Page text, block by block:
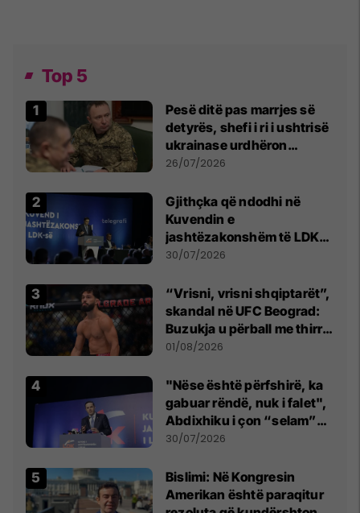
Top 5
Pesë ditë pas marrjes së
detyrës, shefi i ri i ushtrisë
ukrainase urdhëron
kontroll të madh
26/07/2026
Gjithçka që ndodhi në
Kuvendin e
jashtëzakonshëm të LDK-
së
30/07/2026
“Vrisni, vrisni shqiptarët”,
skandal në UFC Beograd:
Buzukja u përball me thirrje
anti-shqiptare nga
01/08/2026
"Nëse është përfshirë, ka
gabuar rëndë, nuk i falet",
Abdixhiku i çon “selam”
Përparim Ramës
30/07/2026
Bislimi: Në Kongresin
Amerikan është paraqitur